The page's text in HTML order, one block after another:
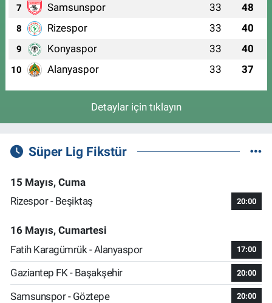
7 Samsunspor 33 48
8 Rizespor 33 40
9 Konyaspor 33 40
10 Alanyaspor 33 37
Detaylar için tıklayın
Süper Lig Fikstür
15 Mayıs, Cuma
Rizespor - Beşiktaş
20:00
16 Mayıs, Cumartesi
Fatih Karagümrük - Alanyaspor
17:00
Gaziantep FK - Başakşehir 20:00
Samsunspor - Göztepe 20:00